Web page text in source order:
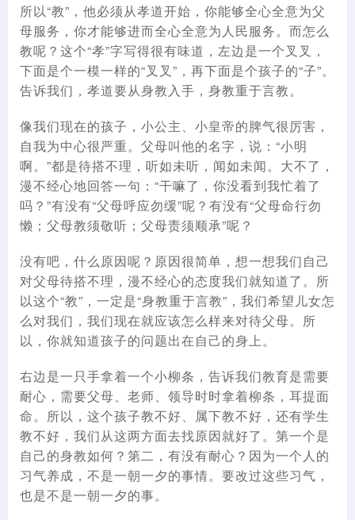
所以“教”，他必须从孝道开始，你能够全心全意为父
母服务，你才能够进而全心全意为人民服务。而怎么
教呢？这个“孝”字写得很有味道，左边是一个叉叉，
下面是个一模一样的“叉叉”，再下面是个孩子的“子”。
告诉我们，孝道要从身教入手，身教重于言教。
像我们现在的孩子，小公主、小皇帝的脾气很厉害，
自我为中心很严重。父母叫他的名字，说：“小明
啊。”都是待搭不理，听如未听，闻如未闻。大不了，
漫不经心地回答一句：“干嘛了，你没看到我忙着了
吗？”有没有“父母呼应勿缓”呢？有没有“父母命行勿
懒；父母教须敬听；父母责须顺承”呢？
没有吧，什么原因呢？原因很简单，想一想我们自己
对父母待搭不理，漫不经心的态度我们就知道了。所
以这个“教”，一定是“身教重于言教”，我们希望儿女怎
么对我们，我们现在就应该怎么样来对待父母。所
以，你就知道孩子的问题出在自己的身上。
右边是一只手拿着一个小柳条，告诉我们教育是需要
耐心，需要父母、老师、领导时时拿着柳条，耳提面
命。所以，这个孩子教不好、属下教不好，还有学生
教不好，我们从这两方面去找原因就好了。第一个是
自己的身教如何？第二，有没有耐心？因为一个人的
习气养成，不是一朝一夕的事情。要改过这些习气，
也是不是一朝一夕的事。